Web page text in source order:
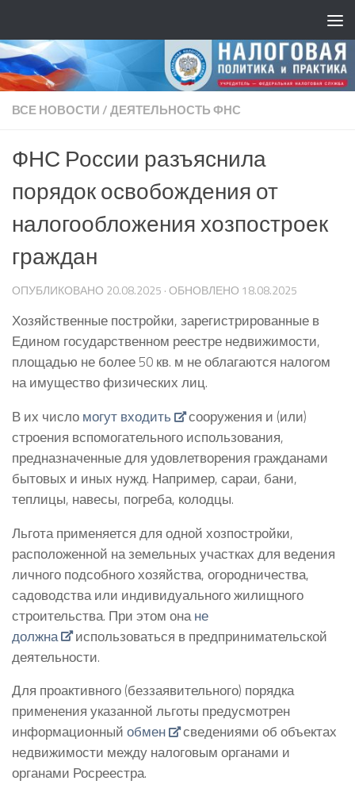
ВСЕ НОВОСТИ/ДЕЯТЕЛЬНОСТЬ ФНС
ФНС России разъяснила
порядок освобождения от
налогообложения хозпостроек
граждан
ОПУБЛИКОВАНО 20.08.2025 · ОБНОВЛЕНО 18.08.2025
Хозяйственные постройки, зарегистрированные в
Едином государственном реестре недвижимости,
площадью не более 50 кв. м не облагаются налогом
на имущество физических лиц.
В их число могут входить
сооружения и (или)
строения вспомогательного использования,
предназначенные для удовлетворения гражданами
бытовых и иных нужд. Например, сараи, бани,
теплицы, навесы, погреба, колодцы.
Льгота применяется для одной хозпостройки,
расположенной на земельных участках для ведения
личного подсобного хозяйства, огородничества,
садоводства или индивидуального жилищного
строительства. При этом онане
должна
использоваться в предпринимательской
деятельности.
Для проактивного (беззаявительного) порядка
применения указанной льготы предусмотрен
информационный обмен
сведениями об объектах
недвижимости между налоговым органами и
органами Росреестра.